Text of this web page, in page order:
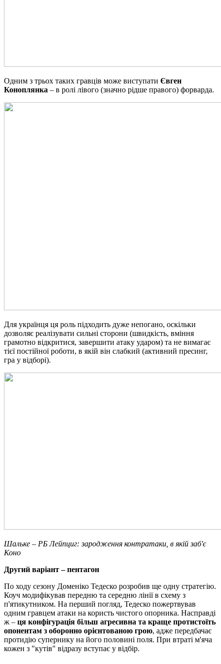
Одним з трьох таких гравців може виступати Євген
Коноплянка – в ролі лівого (значно рідше правого) форварда.
Для українця ця роль підходить дуже непогано, оскільки
дозволяє реалізувати сильні сторони (швидкість, вміння
грамотно відкритися, завершити атаку ударом) та не вимагає
тієї постійної роботи, в якій він слабкий (активний пресинг,
гра у відборі).
Шальке – РБ Лейпциг: зародження контратаки, в якій заб'є
Коно
Другий варіант – пентагон
По ходу сезону Доменіко Тедеско розробив ще одну стратегію.
Коуч модифікував передню та середню лінії в схему з
п'ятикутником. На перший погляд, Тедеско пожертвував
одним гравцем атаки на користь чистого опорника. Насправді
ж – ця конфігурація більш агресивна та краще протистоїть
опонентам з оборонно орієнтованою грою, адже передбачає
протидію супернику на його половині поля. При втраті м'яча
кожен з "кутів" відразу вступає у відбір.